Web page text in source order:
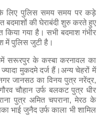
लिए पुलिस समय समय पर कड़े
बदमाशों की घेराबंदी शुरु करते हुए
किया गया है। सभी बदमाश गंभीर
में पुलिस जुटी है।
सरूरपुर के कस्बा करनावल का
मुकदमे दर्ज हैं।अन्य चेहरों में
जानसठ का विनय पुत्र नरेंद्र,
चौहान उर्फ बलकट पुत्र धीर
पुत्र अमित चपराना, मेरठ के
भाई जुनैद उर्फ काला भी शामिल